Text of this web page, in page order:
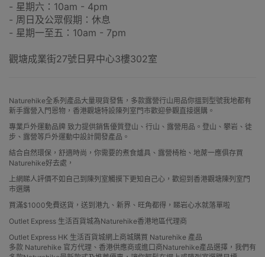
- 星期六：10am - 4pm
- 周日及公眾假期：休息
- 星期一至五：10am - 7pm
觀塘成業街27號日昇中心3樓302室
Naturehike全系列產品大量現貨發售，多款露營行山用品你搵到型號我地都有
新手露營入門恩物，香港觀塘特設陳列室門市歡迎參觀直接選購。
專業戶外運動品牌 致力提供銷售優質登山、行山、露營用品。登山、攀岩、徒
步、露營等戶外運動中設計開發產品。
結合自然環保，舒適時尚，你需要的煮食爐具、露營椅枱、地蓆一應俱存買
Naturehike好去處，
上網睇人評價不如自己到陳列室觸摸下更知自己心，歡迎到香港觀塘陳列室門
市選購
買滿$1000免費送貨，送到港九、新界、旺角都得，睇岩心水就落單啦
Outlet Express 生活百貨城為Naturehike香港地區代理商
Outlet Express HK 生活百貨城網上商城購買 Naturehike 產品
多款 Naturehike 官方代理、香港供應商或進口商Naturehike產品選擇，我們有